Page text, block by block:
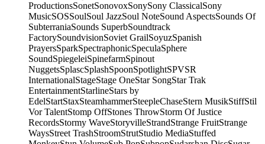
ProductionsSonetSonovoxSonySony ClassicalSony
MusicSOSSoulSoul JazzSoul NoteSound AspectsSounds Of
SubterraniaSounds SuperbSoundtrack
FactorySoundvisionSoviet GrailSoyuzSpanish
PrayersSparkSpectraphonicSpeculaSphere
SoundSpiegeleiSpinefarmSpinout
NuggetsSplascSplashSpoonSpotlightSPVSR
InternationalStageStage OneStar SongStar Trak
EntertainmentStarlineStars by
EdelStartStaxSteamhammerSteepleChaseStern MusikStiffStil
Vor TalentStomp OffStones ThrowStorm Of Justice
RecordsStormy WaveStoryvilleStrandStrange FruitStrange
WaysStreet TrashStroomStrutStudio MediaStuffed